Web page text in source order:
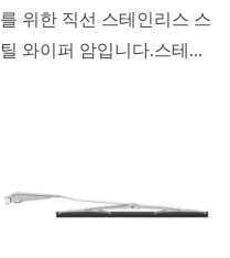
를 위한 직선 스테인리스 스
틸 와이퍼 암입니다.스테인